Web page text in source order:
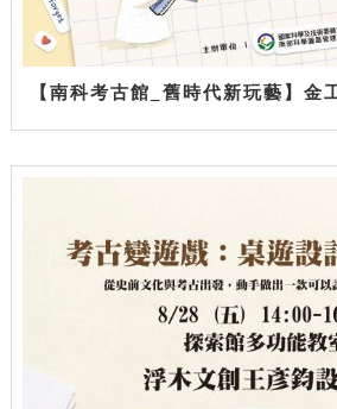
【南科考古館_舊時代新玩藝】金